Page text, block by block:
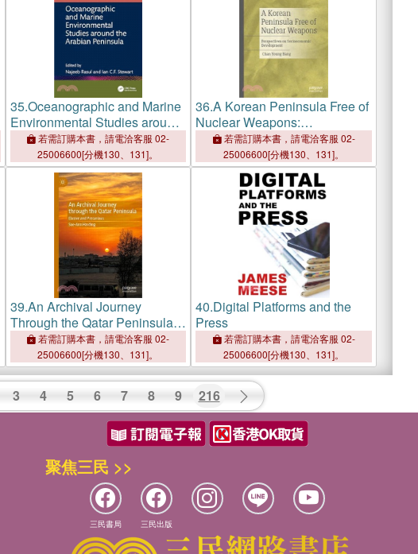
35.Oceanographic and Marine
Environmental Studies around
the Arabian Peninsula
若需訂購本書，請電洽客服 02-
25006600[分機130、131]。
36.A Korean Peninsula Free of
Nuclear Weapons:
Perspectives on
Socioeconomic Development
若需訂購本書，請電洽客服 02-
25006600[分機130、131]。
39.An Archival Journey
Through the Qatar Peninsula:
Elusive and Precarious
若需訂購本書，請電洽客服 02-
25006600[分機130、131]。
40.Digital Platforms and the
Press
若需訂購本書，請電洽客服 02-
25006600[分機130、131]。
3 4 5 6 7 8 9 216
聚焦三民 >>
三民書局 三民出版